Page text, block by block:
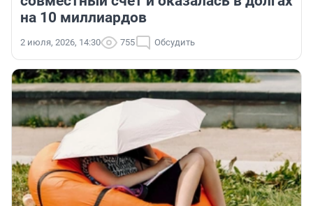
на 10 миллиардов
2 июля, 2026, 14:30 755 Обсудить